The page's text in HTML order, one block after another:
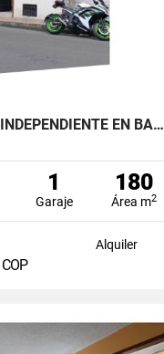
SE ARRIENDA CASA INDEPENDIENTE EN BARRIO QUIROGA SUR
1
Garaje
180
Área m2
Alquiler
COP